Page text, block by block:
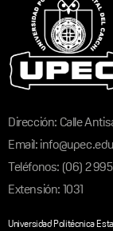
Dirección: Calle
Email:
Teléfonos: (06) 2
Extensión: 1031
Universidad Politécnica